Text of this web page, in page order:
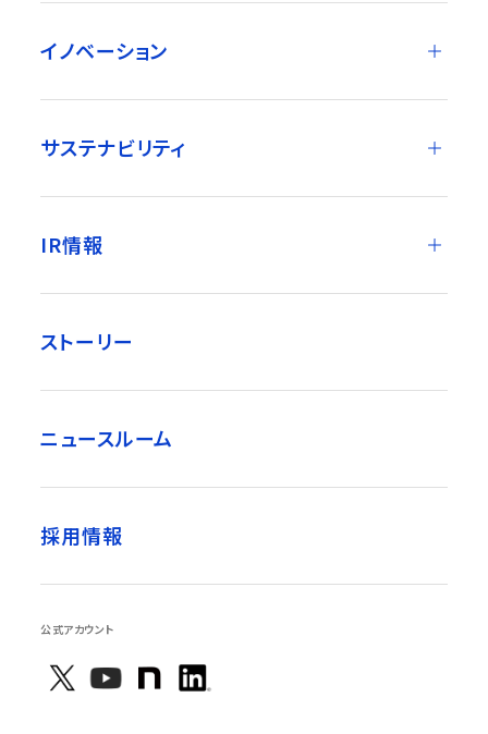
イノベーション
サステナビリティ
IR情報
ストーリー
ニュースルーム
採用情報
公式アカウント